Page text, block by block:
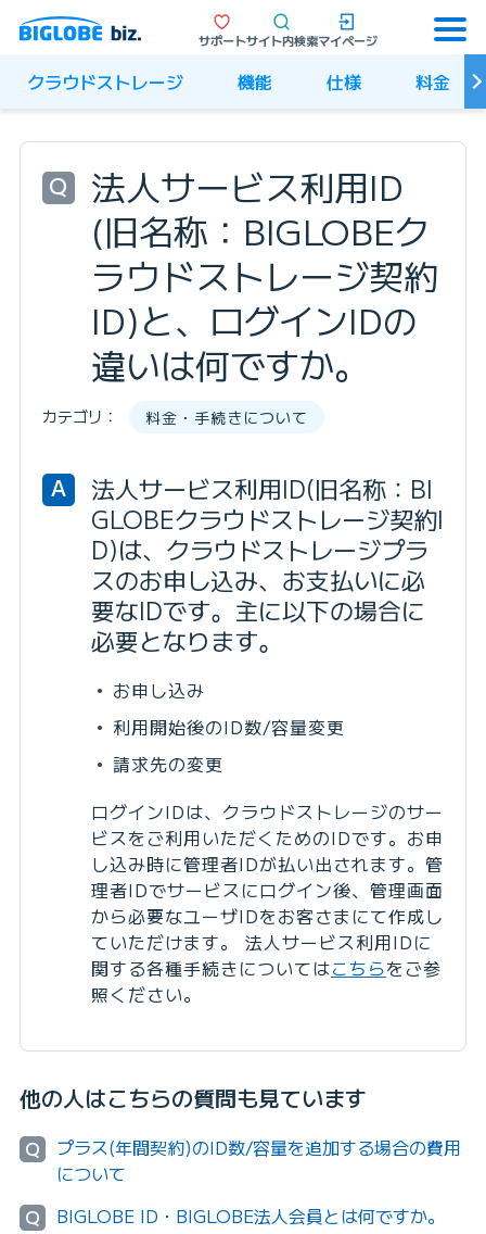
サポートサイト内検索マイページ
クラウドストレージ 機能 仕様 料金
Q
法人サービス利用ID
(旧名称：BIGLOBEク
ラウドストレージ契約
ID)と、ログインIDの
違いは何ですか。
カテゴリ： 料金・手続きについて
A
法人サービス利用ID(旧名称：BI
GLOBEクラウドストレージ契約I
D)は、クラウドストレージプラ
スのお申し込み、お支払いに必
要なIDです。主に以下の場合に
必要となります。
お申し込み
利用開始後のID数/容量変更
請求先の変更
ログインIDは、クラウドストレージのサー
ビスをご利用いただくためのIDです。お申
し込み時に管理者IDが払い出されます。管
理者IDでサービスにログイン後、管理画面
から必要なユーザIDをお客さまにて作成し
ていただけます。 法人サービス利用IDに
関する各種手続きについてはこちらをご参
照ください。
他の人はこちらの質問も見ています
Q
プラス(年間契約)のID数/容量を追加する場合の費用
について
Q
BIGLOBE ID・BIGLOBE法人会員とは何ですか。